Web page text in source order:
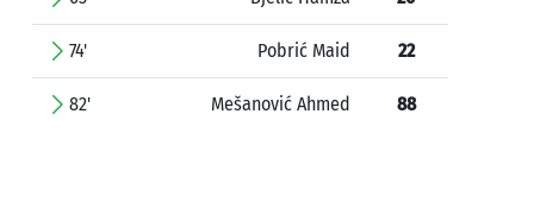
74' Pobrić Maid 22
82' Mešanović Ahmed 88